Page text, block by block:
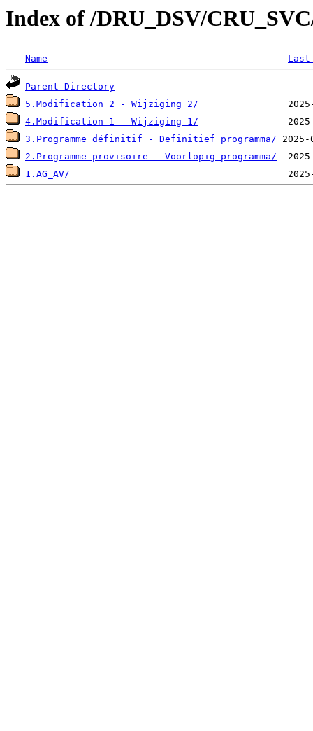
Index of /DRU_DSV/
Name
Parent Directory
5.Modification 2 - Wijziging 2/
4.Modification 1 - Wijziging 1/
3.Programme définitif - Definitief programma/
2.Programme provisoire - Voorlopig programma/
1.AG_AV/